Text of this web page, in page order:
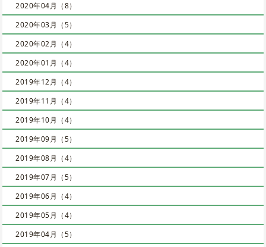
2020年04月（8）
2020年03月（5）
2020年02月（4）
2020年01月（4）
2019年12月（4）
2019年11月（4）
2019年10月（4）
2019年09月（5）
2019年08月（4）
2019年07月（5）
2019年06月（4）
2019年05月（4）
2019年04月（5）